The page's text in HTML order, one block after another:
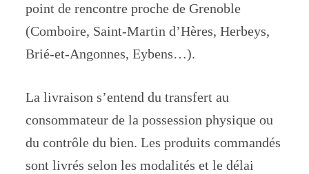
point de rencontre proche de Grenoble
(Comboire, Saint-Martin d’Hères, Herbeys,
Brié-et-Angonnes, Eybens…).
La livraison s’entend du transfert au
consommateur de la possession physique ou
du contrôle du bien. Les produits commandés
sont livrés selon les modalités et le délai